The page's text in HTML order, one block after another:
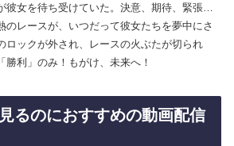
彼女を待ち受けていた。決意、期待、緊張…
のレースが、いつだって彼女たちを夢中にさ
ロックが外され、レースの火ぶたが切られ
勝利」のみ！もがけ、未来へ！
るのにおすすめの動画配信